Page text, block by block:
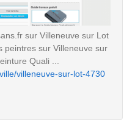
sur Villeneuve sur Lot
peintres sur Villeneuve sur
Quali ...
villeneuve-sur-lot-4730